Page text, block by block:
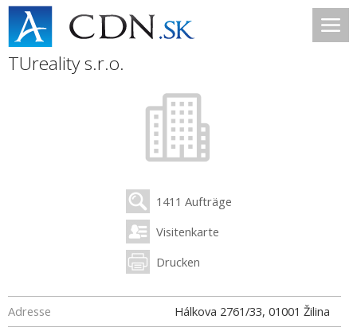
TUreality s.r.o.
1411 Aufträge
Visitenkarte
Drucken
Adresse Hálkova 2761/33, 01001 Žilina